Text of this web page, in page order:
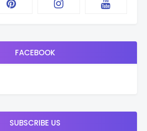
FACEBOOK
SUBSCRIBE US